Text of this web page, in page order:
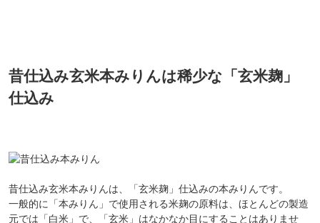
昔仕込み玄米本みりんは稀少な「玄米麹」
仕込み
昔仕込み玄米本みりんは、「玄米麹」仕込みの本みりんです。
一般的に「本みりん」で使用される米麹の原料は、ほとんどの製造
元では「白米」で、「玄米」はなかなか目にすることはありませ